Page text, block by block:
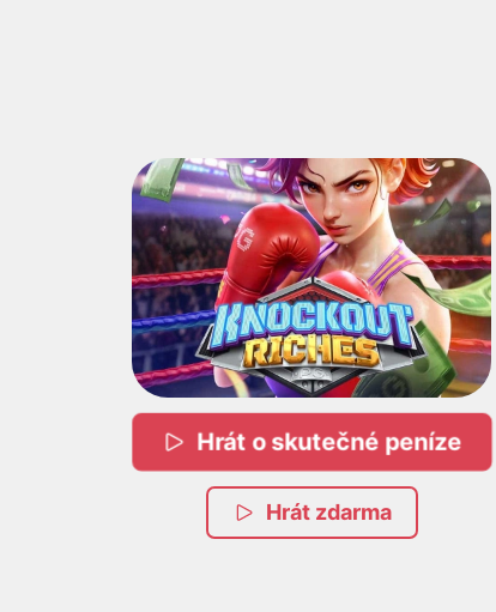
Hrát o skutečné peníze
Hrát zdarma